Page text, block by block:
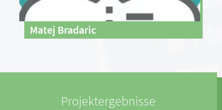
Matej Bradaric
Projektergebnisse